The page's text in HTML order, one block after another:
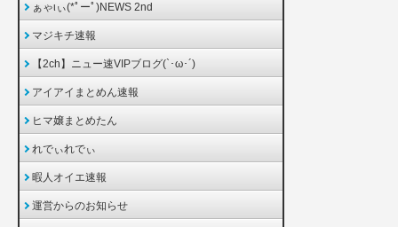
ぁゃιぃ(*ﾟーﾟ)NEWS 2nd
マジキチ速報
【2ch】ニュー速VIPブログ(`･ω･´)
アイアイまとめん速報
ヒマ嬢まとめたん
れでぃれでぃ
暇人オイエ速報
運営からのお知らせ